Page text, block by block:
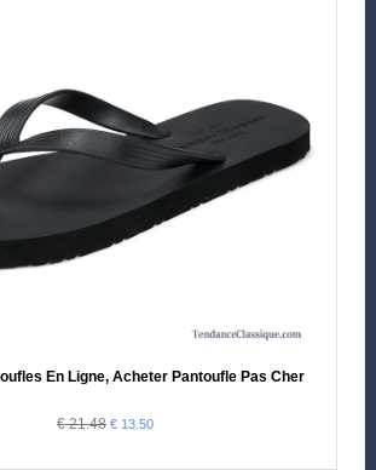
En Ligne, Acheter Pantoufle Pas Cher
€ 21.48 € 13.50